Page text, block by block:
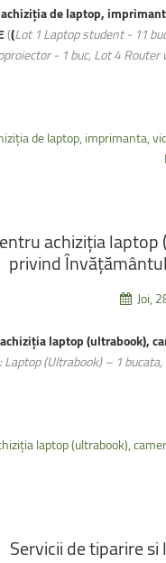
de laptop,
((Lot 1 Laptop student - 11
- 1 buc, Lot 4
de laptop, imprimanta,
achizițialaptop
privindÎnvățământul
Joi,
laptop (ultrabook),
Laptop (Ultrabook) – 1
laptop (ultrabook),
Serviciidetipariresi